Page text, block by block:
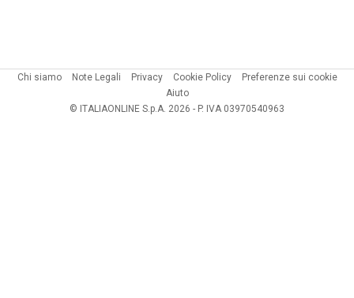
Chi siamo Note Legali Privacy Cookie Policy
Preferenze sui cookie
Aiuto
© ITALIAONLINE S.p.A. 2026 - P. IVA 03970540963